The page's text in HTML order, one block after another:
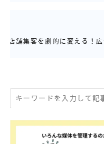
店舗集客を劇的に変える！